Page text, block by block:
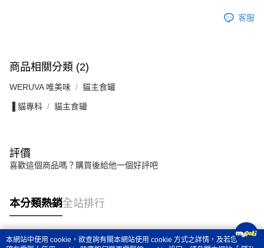
客服
商品相關分類 (2)
WERUVA 唯美味 貓主食罐
▐ 貓專科 貓主食罐
評價
喜歡這個商品嗎？購買後給他一個好評吧
本分類熱銷全站排行
本網站中使用 cookie，欲查詢有關本網站使用 cookie 方式之詳情，及若您不希